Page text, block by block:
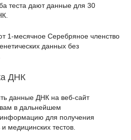
теста дают данные для 30
1-месячное Серебряное членство
данных без
ДНК
данные ДНК на веб-сайт
в дальнейшем
для получения
медицинских тестов.